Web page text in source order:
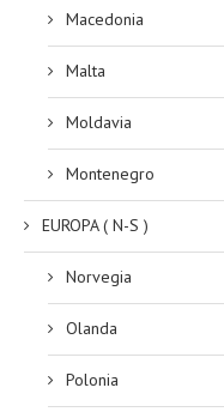
Macedonia
Malta
Moldavia
Montenegro
EUROPA ( N-S )
Norvegia
Olanda
Polonia